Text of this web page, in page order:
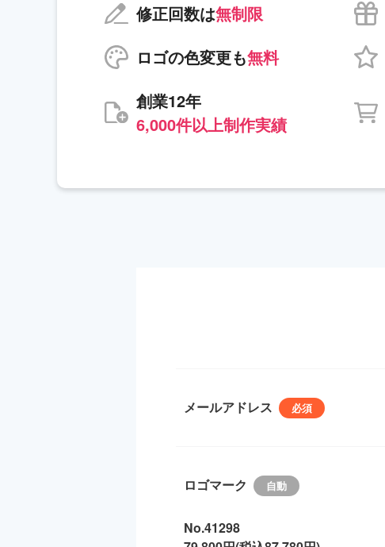
修正回数は無制限
ロゴの色変更も無料
創業12年
6,000件以上制作実績
メールアドレス
ロゴマーク
No.41298